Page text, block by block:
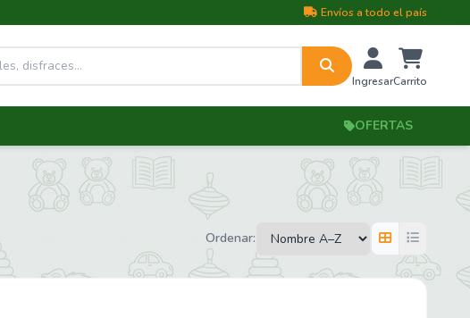
Envíos a todo el país
IngresarCarrito
OFERTAS
Ordenar: